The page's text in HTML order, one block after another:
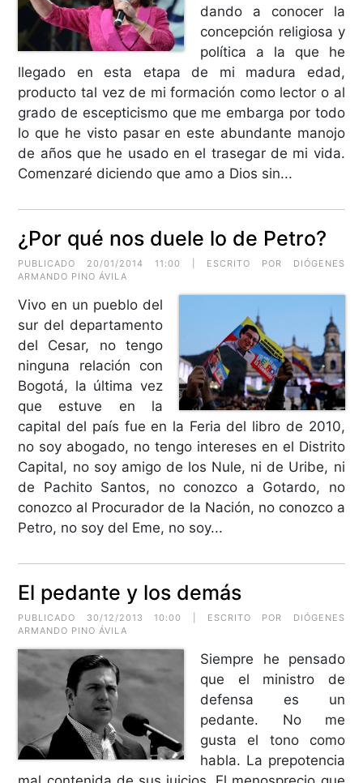
dando a conocer la
concepción religiosa y
política a la que he
llegado en esta etapa de mi madura edad,
producto tal vez de mi formación como lector o al
grado de escepticismo que me embarga por todo
lo que he visto pasar en este abundante manojo
de años que he usado en el trasegar de mi vida.
Comenzaré diciendo que amo a Dios sin...
¿Por qué nos duele lo de Petro?
PUBLICADO 20/01/2014 11:00 | ESCRITO POR DIÓGENES
ARMANDO PINO ÁVILA
Vivo en un pueblo del
sur del departamento
del Cesar, no tengo
ninguna relación con
Bogotá, la última vez
que estuve en la
capital del país fue en la Feria del libro de 2010,
no soy abogado, no tengo intereses en el Distrito
Capital, no soy amigo de los Nule, ni de Uribe, ni
de Pachito Santos, no conozco a Gotardo, no
conozco al Procurador de la Nación, no conozco a
Petro, no soy del Eme, no soy...
El pedante y los demás
PUBLICADO 30/12/2013 10:00 | ESCRITO POR DIÓGENES
ARMANDO PINO ÁVILA
Siempre he pensado
que el ministro de
defensa es un
pedante. No me
gusta el tono como
habla. La prepotencia